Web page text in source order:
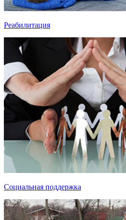
Реабилитация
Социальная поддержка